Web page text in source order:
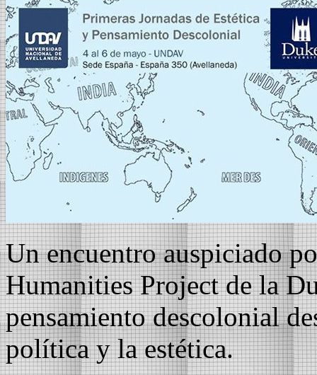
Un encuentro auspiciado
Humanities Project de la
pensamiento descolonial
política y la estética.